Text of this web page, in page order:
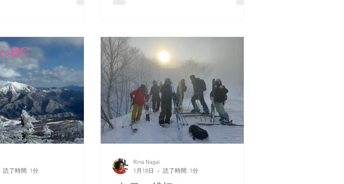
に1m近く降ったので、恐る恐る未知数
の低標高へ。 想定内といえば想定内だ
し、やっぱりまだ藪は全然埋まっていな
かった。 途中スノーブリッジを渡った
り、藪と藪の間をすり抜けたりなアドベ
ンチャー。 こんなの1人では絶対やらな
いよねっていう経験を体験。 一生やら
ない人の方が圧倒的多数ですけど。 本
当にお疲れさまでした～！ RINA
読了時間: 1分
Rina Nagai
1月18日
読了時間: 1分